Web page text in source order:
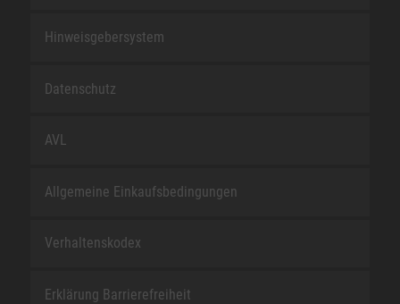
Hinweisgebersystem
Datenschutz
AVL
Allgemeine Einkaufsbedingungen
Verhaltenskodex
Erklärung Barrierefreiheit